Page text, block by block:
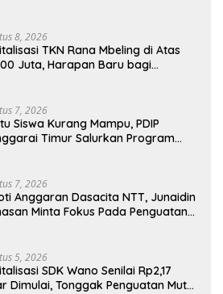
8, 2026
TKN Rana Mbeling di Atas
Juta, Harapan Baru bagi
7, 2026
Siswa Kurang Mampu, PDIP
Timur Salurkan Program
7, 2026
Anggaran Dasacita NTT, Junaidin
Minta Fokus Pada Penguatan
5, 2026
SDK Wano Senilai Rp2,17
Dimulai, Tonggak Penguatan Mutu